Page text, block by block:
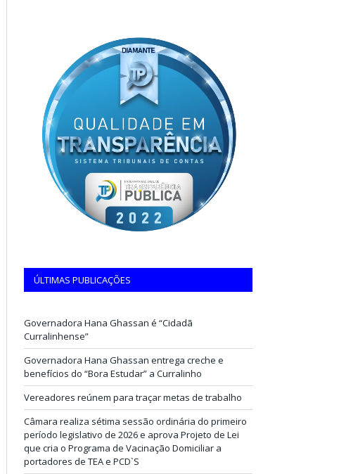
ÚLTIMAS PUBLICAÇÕES
Governadora Hana Ghassan é “Cidadã
Curralinhense”
Governadora Hana Ghassan entrega creche e
benefícios do “Bora Estudar” a Curralinho
Vereadores reúnem para traçar metas de trabalho
Câmara realiza sétima sessão ordinária do primeiro
período legislativo de 2026 e aprova Projeto de Lei
que cria o Programa de Vacinação Domiciliar a
portadores de TEA e PCD`S